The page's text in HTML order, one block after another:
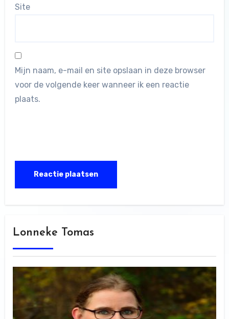
Site
Mijn naam, e-mail en site opslaan in deze browser
voor de volgende keer wanneer ik een reactie
plaats.
Lonneke Tomas